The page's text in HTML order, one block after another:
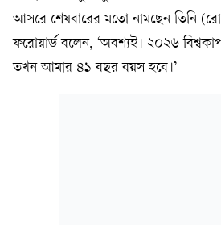
আসরে শেষবারের মতো নামছেন তিনি
ফরোয়ার্ড বলেন, ‘অবশ্যই। ২০২৬
তখন আমার ৪১ বছর বয়স হবে।’